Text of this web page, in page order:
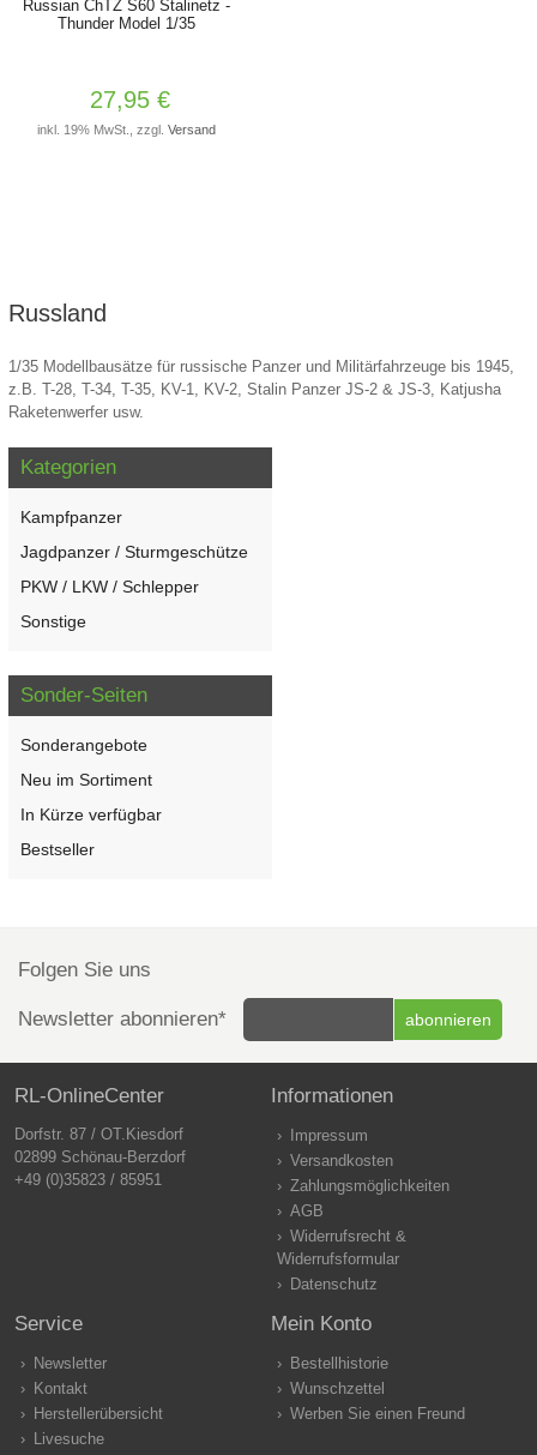
Russian ChTZ S60 Stalinetz -
Thunder Model 1/35
27,95 €
inkl. 19% MwSt., zzgl.Versand
Russland
1/35 Modellbausätze für russische Panzer und Militärfahrzeuge bis 1945,
z.B. T-28, T-34, T-35, KV-1, KV-2, Stalin Panzer JS-2 & JS-3, Katjusha
Raketenwerfer usw.
Kategorien
Kampfpanzer
Jagdpanzer / Sturmgeschütze
PKW / LKW / Schlepper
Sonstige
Sonder-Seiten
Sonderangebote
Neu im Sortiment
In Kürze verfügbar
Bestseller
Folgen Sie uns
Newsletter abonnieren*
RL-OnlineCenter
Dorfstr. 87 / OT.Kiesdorf
02899 Schönau-Berzdorf
+49 (0)35823 / 85951
Informationen
Impressum
Versandkosten
Zahlungsmöglichkeiten
AGB
Widerrufsrecht &
Widerrufsformular
Datenschutz
Service
Newsletter
Kontakt
Herstellerübersicht
Livesuche
Mein Konto
Bestellhistorie
Wunschzettel
Werben Sie einen Freund